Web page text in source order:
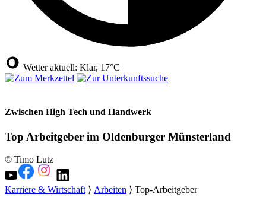
Wetter aktuell: Klar, 17°C
Zwischen High Tech und Handwerk
Top Arbeitgeber im Oldenburger Münsterland
© Timo Lutz
Karriere & Wirtschaft⟩ Arbeiten ⟩ Top-Arbeitgeber